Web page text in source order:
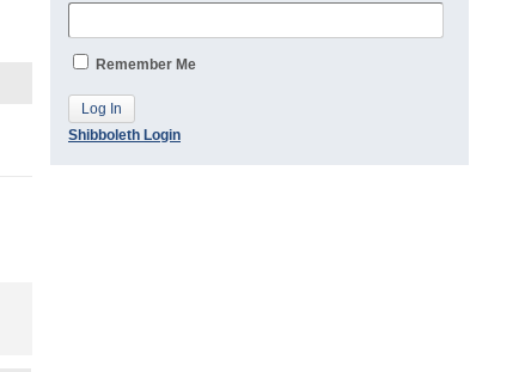
Remember Me
Shibboleth Login